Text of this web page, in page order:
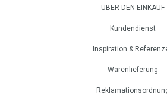
ÜBER DEN EINKAUF
Kundendienst
Inspiration &
Warenlieferung